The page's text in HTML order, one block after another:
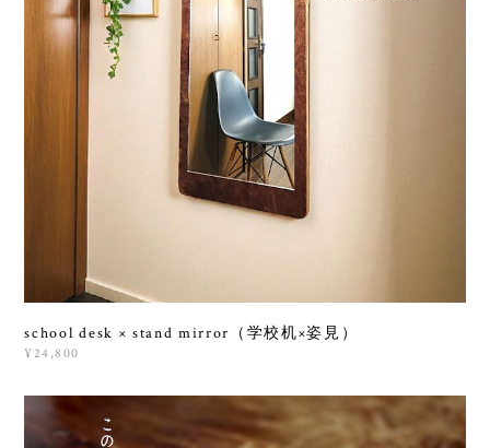
school desk × stand mirror（学校机×姿見）
¥24,800